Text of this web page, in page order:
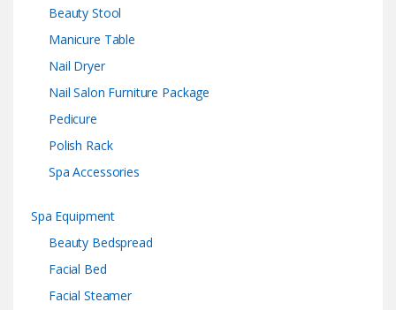
Beauty Stool
Manicure Table
Nail Dryer
Nail Salon Furniture Package
Pedicure
Polish Rack
Spa Accessories
Spa Equipment
Beauty Bedspread
Facial Bed
Facial Steamer